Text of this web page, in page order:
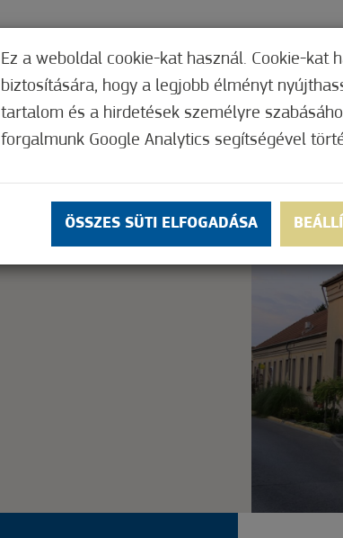
ÉLMÉNYSZERZÉS ZÖLD FÓKUSZ
correctly.
OK
Ez a weboldal cookie-kat használ. Cookie-kat
biztosítására, hogy a legjobb élményt
tartalom és a hirdetések személyre
forgalmunk Google Analytics segítségével
ÖSSZES SÜTI ELFOGADÁSA